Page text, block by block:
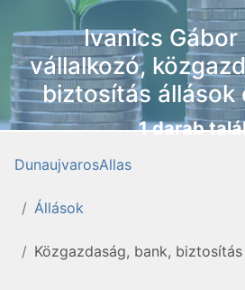
Ivanics Gábor
vállalkozó,
biztosítás állások
1 darab
DunaujvarosAllas
Állások
Közgazdaság, bank, biztosítás